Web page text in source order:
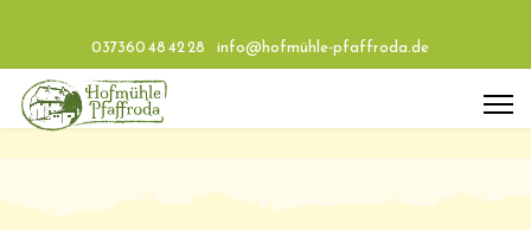
037360 48 42 28 info@hofmühle-pfaffroda.de